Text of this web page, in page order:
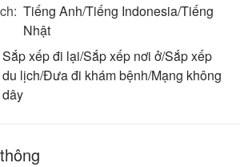
Tiếng Anh/Tiếng Indonesia/Tiếng
Nhật
Sắp xếp đi lại/Sắp xếp nơi ở/Sắp xếp
du lịch/Đưa đi khám bệnh/Mạng không
dây